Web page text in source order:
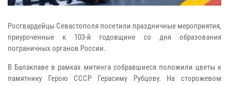
Росгвардейцы Севастополя посетили праздничные мероприятия,
приуроченные к 103-й годовщине со дня образования
пограничных органов России.
В Балаклаве в рамках митинга собравшиеся положили цветы к
памятнику Герою СССР Герасиму Рубцову. На сторожевом